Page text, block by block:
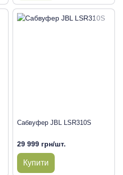
Сабвуфер JBL LSR310S
29 999 грн/шт.
Купити